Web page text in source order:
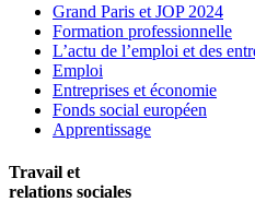
Grand Paris et JOP 2024
Formation professionnelle
L’actu de l’emploi et des
Emploi
Entreprises et économie
Fonds social européen
Apprentissage
Travail et
relations sociales